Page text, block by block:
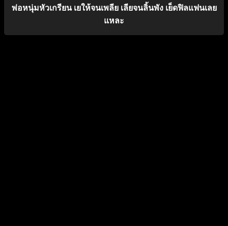
พ่อหนุ่มหัวเกรียน เยให้จนเพลีย เลียจนลิ้นพัง เย็ดฟิลแฟนเลย
แหละ